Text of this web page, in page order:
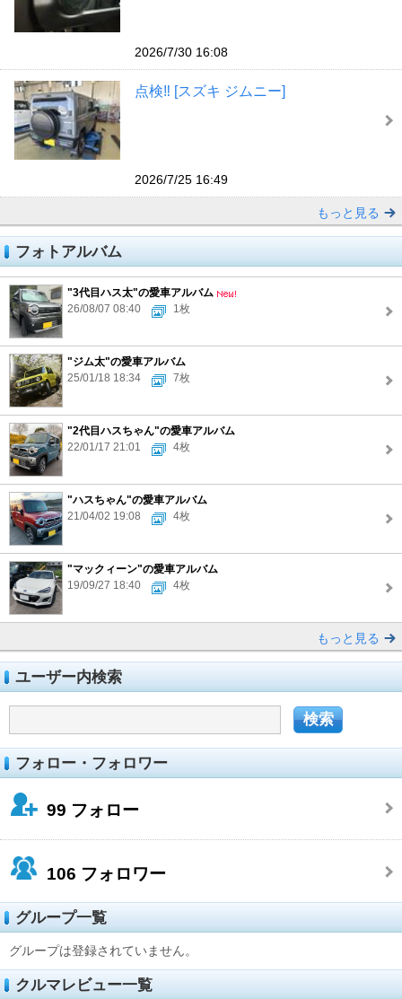
2026/7/30 16:08
点検‼︎ [スズキ ジムニー]
2026/7/25 16:49
もっと見る
フォトアルバム
"3代目ハス太"の愛車アルバム
26/08/07 08:40
1枚
"ジム太"の愛車アルバム
25/01/18 18:34
7枚
"2代目ハスちゃん"の愛車アルバム
22/01/17 21:01
4枚
"ハスちゃん"の愛車アルバム
21/04/02 19:08
4枚
"マックィーン"の愛車アルバム
19/09/27 18:40
4枚
もっと見る
ユーザー内検索
フォロー・フォロワー
99 フォロー
106 フォロワー
グループ一覧
グループは登録されていません。
クルマレビュー一覧